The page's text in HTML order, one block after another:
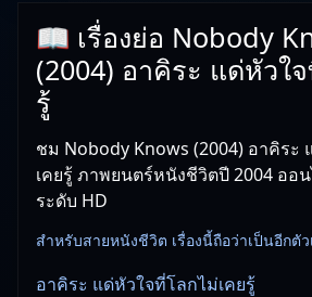
📖 เรื่องย่อ Nobody
(2004) อาคิระ แด่หัวใ
รู้
ชม Nobody Knows (2004) อาคิระ
เคยรู้ ภาพยนตร์หนังชีวิตปี 2004 อ
ระดับ HD
สำหรับสายหนังชีวิต เรื่องนี้ถือว่าเป็นอีกตั
อาคิระ แด่หัวใจที่โลกไม่เคยรู้